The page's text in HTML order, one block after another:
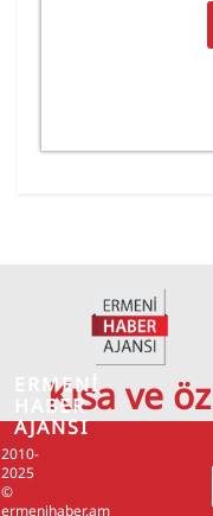
Kısa ve öz
2010-
2025
©
ermenihaber.am
ERMENİ
HABER
AJANSI